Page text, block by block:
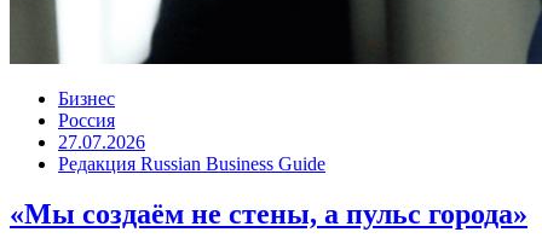
Бизнес
Россия
27.07.2026
Редакция Russian Business Guide
«Мы создаём не стены, а пульс города»